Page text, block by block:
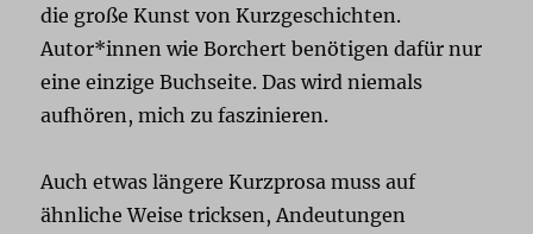
die große Kunst von Kurzgeschichten.
Autor*innen wie Borchert benötigen dafür nur
eine einzige Buchseite. Das wird niemals
aufhören, mich zu faszinieren.
Auch etwas längere Kurzprosa muss auf
ähnliche Weise tricksen, Andeutungen